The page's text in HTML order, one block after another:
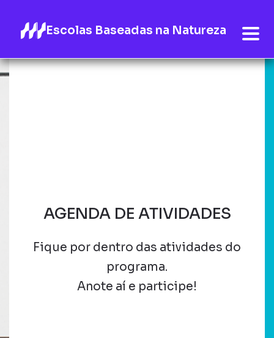
Escolas Baseadas na Natureza
AGENDA DE ATIVIDADES
Fique por dentro das atividades do
programa.
Anote aí e participe!